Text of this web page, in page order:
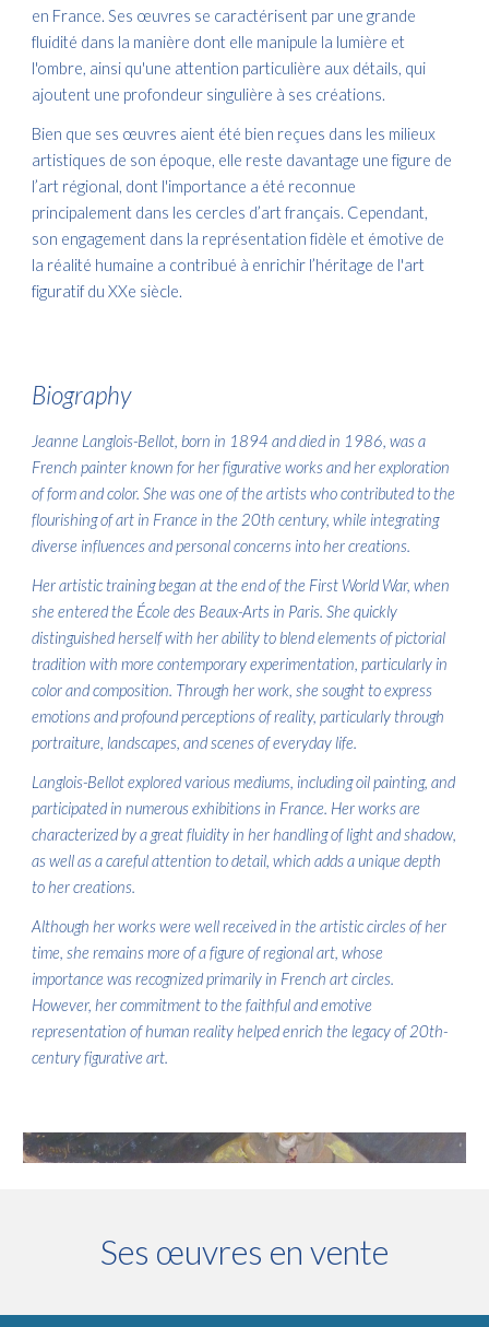
en France. Ses œuvres se caractérisent par une grande
fluidité dans la manière dont elle manipule la lumière et
l'ombre, ainsi qu'une attention particulière aux détails, qui
ajoutent une profondeur singulière à ses créations.
Bien que ses œuvres aient été bien reçues dans les milieux
artistiques de son époque, elle reste davantage une figure de
l’art régional, dont l'importance a été reconnue
principalement dans les cercles d’art français. Cependant,
son engagement dans la représentation fidèle et émotive de
la réalité humaine a contribué à enrichir l’héritage de l'art
figuratif du XXe siècle.
Biography
Jeanne Langlois-Bellot, born in 1894 and died in 1986, was a
French painter known for her figurative works and her exploration
of form and color. She was one of the artists who contributed to the
flourishing of art in France in the 20th century, while integrating
diverse influences and personal concerns into her creations.
Her artistic training began at the end of the First World War, when
she entered the École des Beaux-Arts in Paris. She quickly
distinguished herself with her ability to blend elements of pictorial
tradition with more contemporary experimentation, particularly in
color and composition. Through her work, she sought to express
emotions and profound perceptions of reality, particularly through
portraiture, landscapes, and scenes of everyday life.
Langlois-Bellot explored various mediums, including oil painting, and
participated in numerous exhibitions in France. Her works are
characterized by a great fluidity in her handling of light and shadow,
as well as a careful attention to detail, which adds a unique depth
to her creations.
Although her works were well received in the artistic circles of her
time, she remains more of a figure of regional art, whose
importance was recognized primarily in French art circles.
However, her commitment to the faithful and emotive
representation of human reality helped enrich the legacy of 20th-
century figurative art.
Ses œuvres en vente